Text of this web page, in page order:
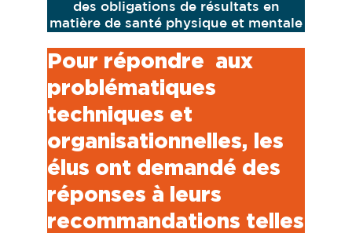
des obligations de résultats en
matière de santé physique et mentale
Pour répondre aux
problématiques
techniques et
organisationnelles, les
élus ont demandé des
réponses à leurs
recommandations telles